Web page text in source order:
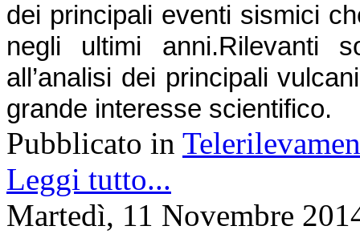
dei principali eventi sismici
negli ultimi anni.Rilevanti
all’analisi dei principali
grande interesse scientifico.
Pubblicato in
Leggi tutto...
Martedì, 11 Novembre